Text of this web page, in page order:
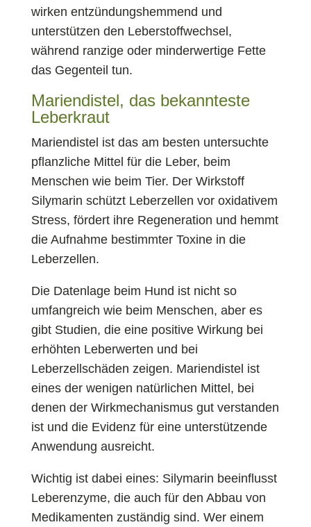
wirken entzündungshemmend und
unterstützen den Leberstoffwechsel,
während ranzige oder minderwertige Fette
das Gegenteil tun.
Mariendistel, das bekannteste
Leberkraut
Mariendistel ist das am besten untersuchte
pflanzliche Mittel für die Leber, beim
Menschen wie beim Tier. Der Wirkstoff
Silymarin schützt Leberzellen vor oxidativem
Stress, fördert ihre Regeneration und hemmt
die Aufnahme bestimmter Toxine in die
Leberzellen.
Die Datenlage beim Hund ist nicht so
umfangreich wie beim Menschen, aber es
gibt Studien, die eine positive Wirkung bei
erhöhten Leberwerten und bei
Leberzellschäden zeigen. Mariendistel ist
eines der wenigen natürlichen Mittel, bei
denen der Wirkmechanismus gut verstanden
ist und die Evidenz für eine unterstützende
Anwendung ausreicht.
Wichtig ist dabei eines: Silymarin beeinflusst
Leberenzyme, die auch für den Abbau von
Medikamenten zuständig sind. Wer einem